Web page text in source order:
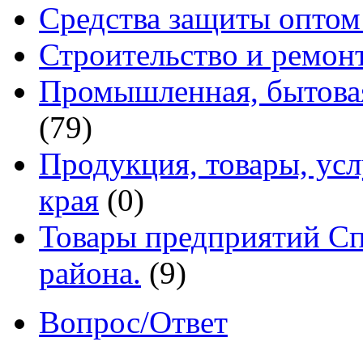
Средства защиты
Строительство и
Промышленная,
(79)
Продукция, товары,
края (0)
Товары предприятий
района. (9)
Вопрос/Ответ